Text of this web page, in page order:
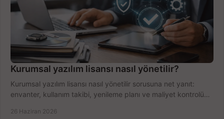
Kurumsal yazılım lisansı nasıl yönetilir?
Kurumsal yazılım lisansı nasıl yönetilir sorusuna net yanıt:
envanter, kullanım takibi, yenileme planı ve maliyet kontrolü
26 Haziran 2026